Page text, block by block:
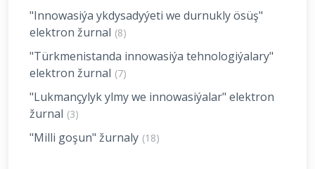
"Innowasiýa ykdysadyýeti we durnukly ösüş"
elektron žurnal (8)
"Türkmenistanda innowasiýa tehnologiýalary"
elektron žurnal (7)
"Lukmançylyk ylmy we innowasiýalar" elektron
žurnal (3)
"Milli goşun" žurnaly (18)